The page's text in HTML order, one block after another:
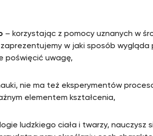
– korzystając z pomocy uznanych w
w jaki sposób
poświęcić uwagę,
nie ma też eksperymentów
elementem kształcenia,
ludzkiego ciała i twarzy, nauczysz